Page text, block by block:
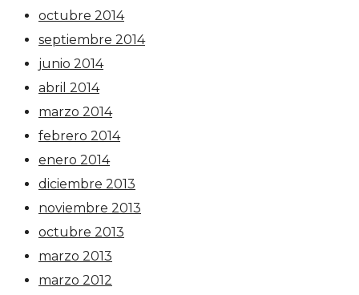
octubre 2014
septiembre 2014
junio 2014
abril 2014
marzo 2014
febrero 2014
enero 2014
diciembre 2013
noviembre 2013
octubre 2013
marzo 2013
marzo 2012